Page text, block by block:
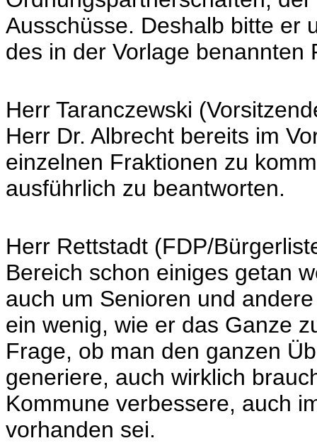
Ausschüsse. Deshalb bitte er
des in der Vorlage benannten
Herr Taranczewski
Herr Dr. Albrecht bereits im
einzelnen Fraktionen zu
ausführlich zu beantworten.
Herr Rettstadt (FDP/
Bereich schon einiges getan
auch um Senioren und
ein wenig, wie er das Ganze
Frage, ob man den ganzen
generiere, auch wirklich
Kommune verbessere, auch
vorhanden sei.